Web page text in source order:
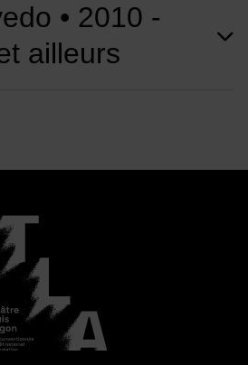
• 2010 -
ailleurs